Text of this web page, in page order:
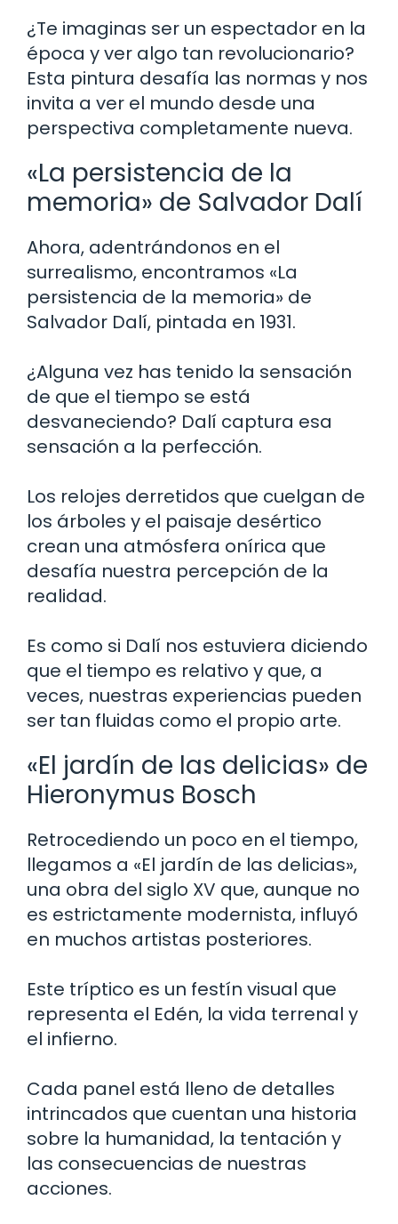
¿Te imaginas ser un espectador en la
época y ver algo tan revolucionario?
Esta pintura desafía las normas y nos
invita a ver el mundo desde una
perspectiva completamente nueva.
«La persistencia de la
memoria» de Salvador Dalí
Ahora, adentrándonos en el
surrealismo, encontramos «La
persistencia de la memoria» de
Salvador Dalí, pintada en 1931.
¿Alguna vez has tenido la sensación
de que el tiempo se está
desvaneciendo? Dalí captura esa
sensación a la perfección.
Los relojes derretidos que cuelgan de
los árboles y el paisaje desértico
crean una atmósfera onírica que
desafía nuestra percepción de la
realidad.
Es como si Dalí nos estuviera diciendo
que el tiempo es relativo y que, a
veces, nuestras experiencias pueden
ser tan fluidas como el propio arte.
«El jardín de las delicias» de
Hieronymus Bosch
Retrocediendo un poco en el tiempo,
llegamos a «El jardín de las delicias»,
una obra del siglo XV que, aunque no
es estrictamente modernista, influyó
en muchos artistas posteriores.
Este tríptico es un festín visual que
representa el Edén, la vida terrenal y
el infierno.
Cada panel está lleno de detalles
intrincados que cuentan una historia
sobre la humanidad, la tentación y
las consecuencias de nuestras
acciones.